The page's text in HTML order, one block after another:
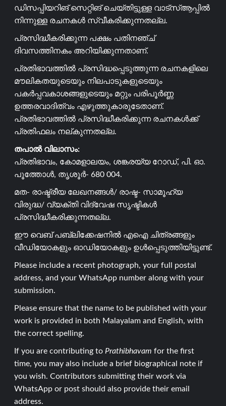
ഡിസപ്പിയറിങ് സെറ്റിങ് ചെയ്തിട്ടുള്ള വാട്സ്ആപ്പിൽ
നിന്നുള്ള രചനകൾ സ്വീകരിക്കുന്നതല്ല.
പ്രസിദ്ധീകരിക്കുന്ന പക്ഷം പതിനഞ്ച്
ദിവസത്തിനകം അറിയിക്കുന്നതാണ്.
പ്രതിഭാവത്തിൽ പ്രസിദ്ധപ്പെടുത്തുന്ന രചനകളിലെ
മൗലികതയുടെയും നിലപാടുകളുടെയും
പകർപ്പവകാശങ്ങളുടെയും മറ്റും പരിപൂർണ്ണ
ഉത്തരവാദിത്വം എഴുത്തുകാരുടേതാണ്.
പ്രതിഭാവത്തിൽ പ്രസിദ്ധീകരിക്കുന്ന രചനകൾക്ക്
പ്രതിഫലം നല്കുന്നതല്ല.
തപാൽ വിലാസം:
പ്രതിഭാവം, കോമളാലയം, ശങ്കരയ്യ റോഡ്, പി. ഓ.
പൂത്തോൾ, തൃശൂർ- 680 004.
മത- രാഷ്ട്രീയ ലേഖനങ്ങൾ/ രാഷ്ട- സാമൂഹ്യ
വിരുദ്ധ/ വ്യക്തി വിദ്വേഷ സൃഷ്ടികൾ
പ്രസിദ്ധീകരിക്കുന്നതല്ല.
ഈ വെബ് പബ്ലിക്കേഷനിൽ എഐ ചിത്രങ്ങളും
വീഡിയോകളും ഓഡിയോകളും ഉൾപ്പെടുത്തിയിട്ടുണ്ട്.
Please include a recent photograph, your full postal
address, and your WhatsApp number along with your
submission.
Please ensure that the name to be published with your
work is provided in both Malayalam and English, with
the correct spelling.
If you are contributing to Prathibhavam for the first
time, you may also include a brief biographical note if
you wish. Contributors submitting their work via
WhatsApp or post should also provide their email
address.